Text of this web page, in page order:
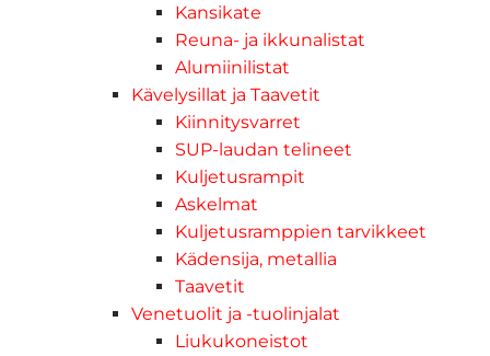
Kansikate
Reuna- ja ikkunalistat
Alumiinilistat
Kävelysillat ja Taavetit
Kiinnitysvarret
SUP-laudan telineet
Kuljetusrampit
Askelmat
Kuljetusramppien tarvikkeet
Kädensija, metallia
Taavetit
Venetuolit ja -tuolinjalat
Liukukoneistot